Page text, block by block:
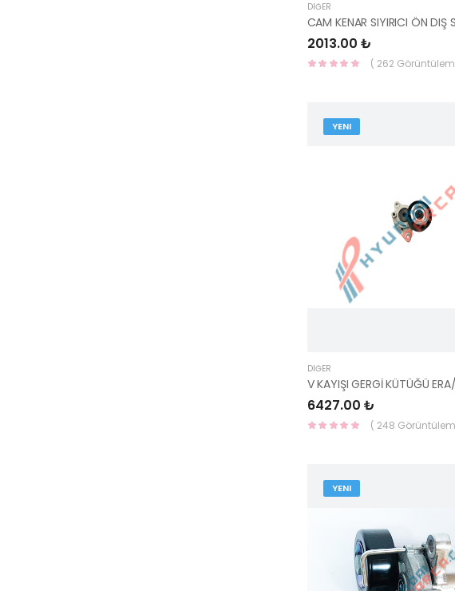
DIĞER
2013.00 ₺
( 262
YENI
DIĞER
6427.00 ₺
( 248
YENI